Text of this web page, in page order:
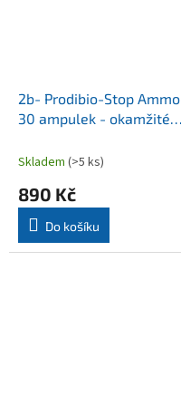
2b- Prodibio-Stop Ammo
30 ampulek - okamžité
Skladem (>5 ks)
890 Kč
Do košíku